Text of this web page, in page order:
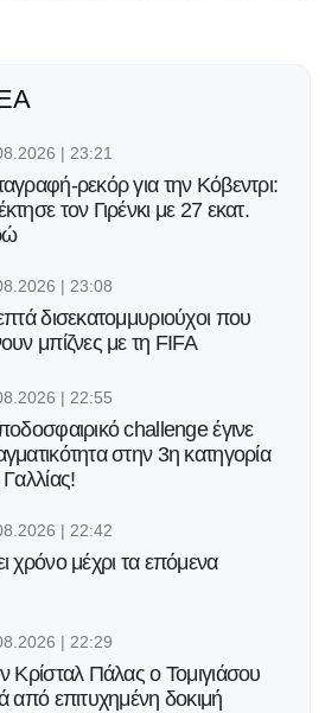
| 23:21
ρεκόρ για την Κόβεντρι:
τον Γιρένκι με 27 εκατ.
| 23:08
δισεκατομμυριούχοι που
μπίζνες με τη FIFA
| 22:55
challenge έγινε
στην 3η κατηγορία
| 22:42
χρόνο μέχρι τα επόμενα
| 22:29
Κρίσταλ Πάλας ο Τομιγιάσου
από επιτυχημένη δοκιμή